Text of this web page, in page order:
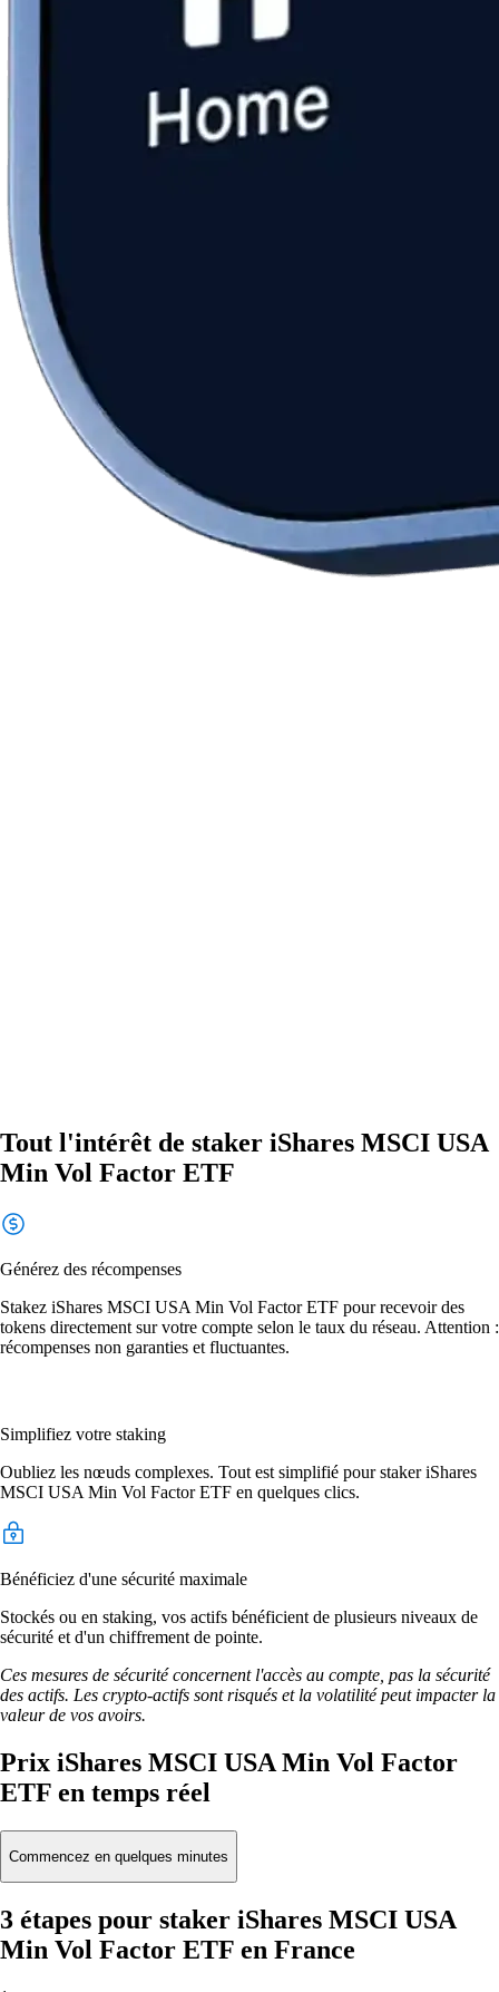
Tout l'intérêt de staker iShares MSCI USA
Min Vol Factor ETF
Générez des récompenses
Stakez iShares MSCI USA Min Vol Factor ETF pour recevoir des
tokens directement sur votre compte selon le taux du réseau. Attention :
récompenses non garanties et fluctuantes.
Simplifiez votre staking
Oubliez les nœuds complexes. Tout est simplifié pour staker iShares
MSCI USA Min Vol Factor ETF en quelques clics.
Bénéficiez d'une sécurité maximale
Stockés ou en staking, vos actifs bénéficient de plusieurs niveaux de
sécurité et d'un chiffrement de pointe.
Ces mesures de sécurité concernent l'accès au compte, pas la sécurité
des actifs. Les crypto-actifs sont risqués et la volatilité peut impacter la
valeur de vos avoirs.
Prix iShares MSCI USA Min Vol Factor
ETF en temps réel
Commencez en quelques minutes
3 étapes pour staker iShares MSCI USA
Min Vol Factor ETF en France